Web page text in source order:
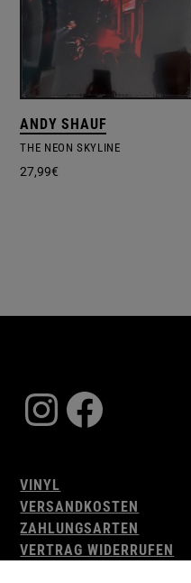
ANDY SHAUF
THE NEON SKYLINE
27,99€
Instagram
VINYL
VERSANDKOSTEN
ZAHLUNGSARTEN
VERTRAG WIDERRUFEN